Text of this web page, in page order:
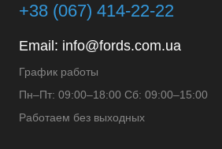
+38 (067) 414-22-22
Email: info@fords.com.ua
График работы
Пн–Пт: 09:00–18:00 Сб: 09:00–15:00
Работаем без выходных